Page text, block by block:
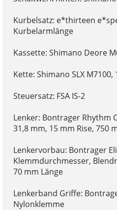
Kurbelsatz: e*thirteen
Kurbelarmlänge
Kassette: Shimano Deore
Kette: Shimano SLX M7100,
Steuersatz: FSA IS-2
Lenker: Bontrager Rhythm
31,8 mm, 15 mm Rise, 750
Lenkervorbau: Bontrager
Klemmdurchmesser,
70 mm Länge
Lenkerband Griffe:
Nylonklemme